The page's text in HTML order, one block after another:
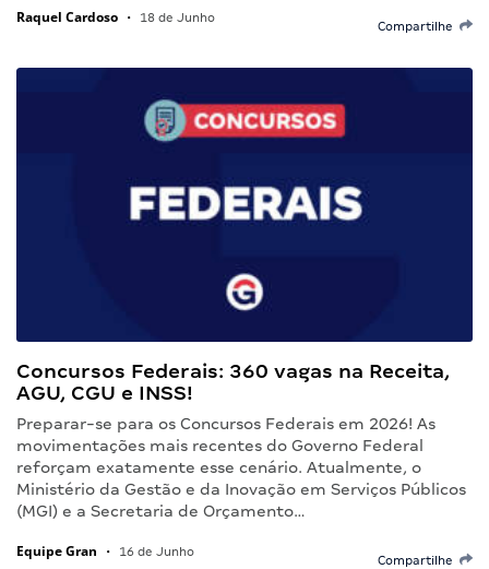
Raquel Cardoso • 18 de Junho
Compartilhe
Concursos Federais: 360 vagas na Receita,
AGU, CGU e INSS!
Preparar-se para os Concursos Federais em 2026! As
movimentações mais recentes do Governo Federal
reforçam exatamente esse cenário. Atualmente, o
Ministério da Gestão e da Inovação em Serviços Públicos
(MGI) e a Secretaria de Orçamento…
Equipe Gran • 16 de Junho
Compartilhe